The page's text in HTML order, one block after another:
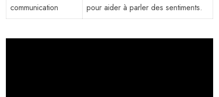
communication
pour aider à parler des sentiments.